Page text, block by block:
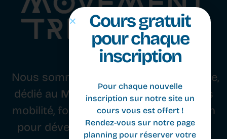
Nous sommes un studio basé à Genève,
dédié au Movement. Nous combinons
mobilité, force, équilibre et coordination
pour développer le corps, l’esprit et le
Cours gratuit
pour chaque
inscription
Pour chaque nouvelle
inscription sur notre site un
cours vous est offert !
Rendez-vous sur notre page